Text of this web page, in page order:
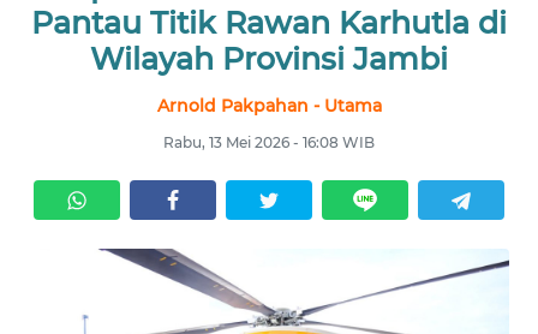
Pantau Titik Rawan Karhutla di
Wilayah Provinsi Jambi
Arnold Pakpahan - Utama
Rabu, 13 Mei 2026 - 16:08 WIB
NUSANTARA
SERBA-
SERBI